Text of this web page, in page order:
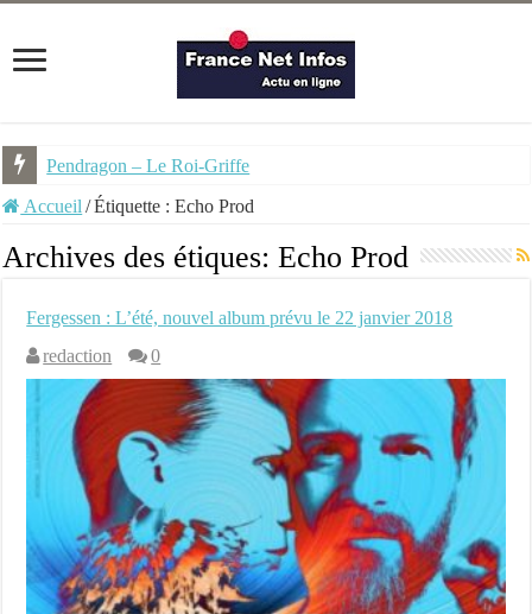
Pendragon – Le Roi-Griffe
Accueil /Étiquette :Echo Prod
Archives des étiques:Echo Prod
Fergessen : L’été, nouvel album prévu le 22 janvier 2018
redaction
0